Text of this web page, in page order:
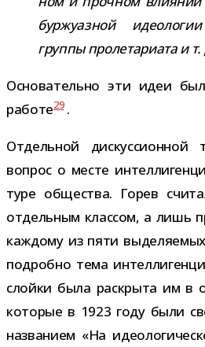
бур­жу­аз­ной
группы про­ле­та­ри­ата и т.
Основательно эти идеи
работе29.
Отдельной
вопрос о месте
туре обще­ства. Горев
отдель­ным клас­сом, а лишь
каж­дому из пяти
подробно тема
слойки была рас­крыта им в
кото­рые в 1923 году были
назва­нием «На